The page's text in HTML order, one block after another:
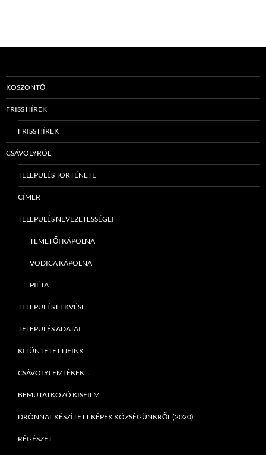
KÖSZÖNTŐ
FRISS HÍREK
FRISS HÍREK
CSÁVOLYRÓL
TELEPÜLÉS TÖRTÉNETE
CÍMER
TELEPÜLÉS NEVEZETESSÉGEI
TEMETŐI KÁPOLNA
VODICA KÁPOLNA
PIÉTA
TELEPÜLÉS FEKVÉSE
TELEPÜLÉS ADATAI
KITÜNTETETTJEINK
CSÁVOLYI EMLÉKEK…
BEMUTATKOZÓ KISFILM
DRÓNNAL KÉSZÍTETT KÉPEK KÖZSÉGÜNKRŐL (2020)
RÉGÉSZET